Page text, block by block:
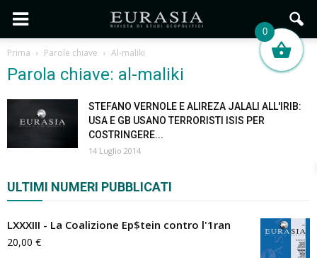
Prima Parole chiave Al-maliki
Parola chiave: al-maliki
STEFANO VERNOLE E ALIREZA JALALI ALL'IRIB:
USA E GB USANO TERRORISTI ISIS PER
COSTRINGERE...
14 Luglio 2014
ULTIMI NUMERI PUBBLICATI
LXXXIII - La Coalizione Ep$tein contro l'1ran
20,00 €
0